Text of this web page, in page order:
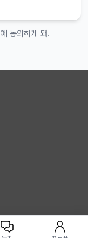
에 동의하게 돼.